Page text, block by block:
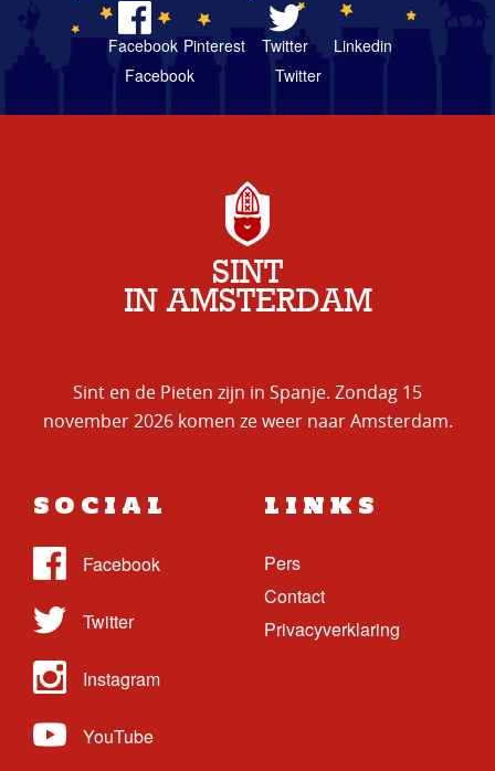
Facebook Pinterest Twitter Linkedin
SINT
IN AMSTERDAM
Sint en de Pieten zijn in Spanje. Zondag 15
november 2026 komen ze weer naar Amsterdam.
SOCIAL LINKS
Pers
Contact
Privacyverklaring